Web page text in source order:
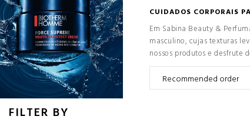
CUIDADOS CORPORAIS
Em Sabina Beauty &
masculino, cujas texturas
nossos produtos e desfrute
FILTER BY